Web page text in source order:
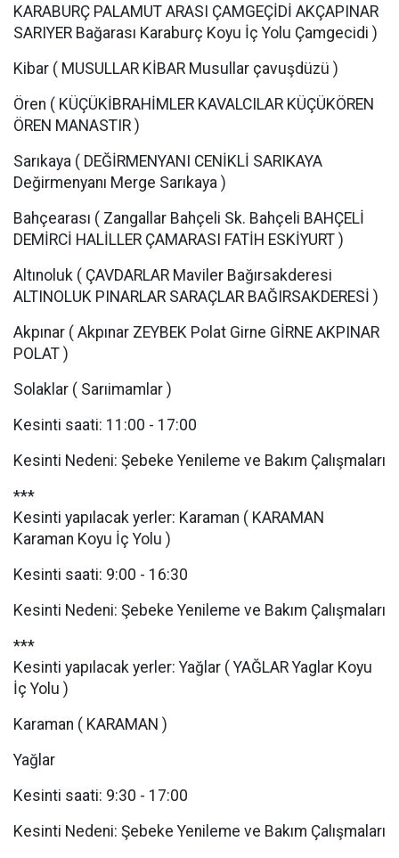
KARABURÇ PALAMUT ARASI ÇAMGEÇİDİ AKÇAPINAR
SARIYER Bağarası Karaburç Koyu İç Yolu Çamgecidi )
Kibar ( MUSULLAR KİBAR Musullar çavuşdüzü )
Ören ( KÜÇÜKİBRAHİMLER KAVALCILAR KÜÇÜKÖREN
ÖREN MANASTIR )
Sarıkaya ( DEĞİRMENYANI CENİKLİ SARIKAYA
Değirmenyanı Merge Sarıkaya )
Bahçearası ( Zangallar Bahçeli Sk. Bahçeli BAHÇELİ
DEMİRCİ HALİLLER ÇAMARASI FATİH ESKİYURT )
Altınoluk ( ÇAVDARLAR Maviler Bağırsakderesi
ALTINOLUK PINARLAR SARAÇLAR BAĞIRSAKDERESİ )
Akpınar ( Akpınar ZEYBEK Polat Girne GİRNE AKPINAR
POLAT )
Solaklar ( Sarıimamlar )
Kesinti saati: 11:00 - 17:00
Kesinti Nedeni: Şebeke Yenileme ve Bakım Çalışmaları
***
Kesinti yapılacak yerler: Karaman ( KARAMAN
Karaman Koyu İç Yolu )
Kesinti saati: 9:00 - 16:30
Kesinti Nedeni: Şebeke Yenileme ve Bakım Çalışmaları
***
Kesinti yapılacak yerler: Yağlar ( YAĞLAR Yaglar Koyu
İç Yolu )
Karaman ( KARAMAN )
Yağlar
Kesinti saati: 9:30 - 17:00
Kesinti Nedeni: Şebeke Yenileme ve Bakım Çalışmaları